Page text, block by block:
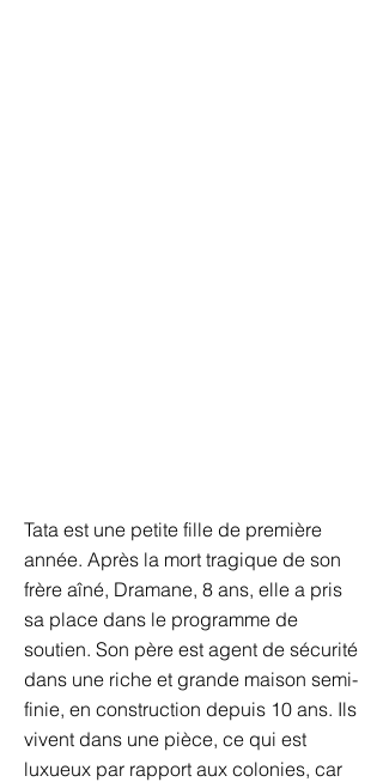
Tata est une petite fille de première
année. Après la mort tragique de son
frère aîné, Dramane, 8 ans, elle a pris
sa place dans le programme de
soutien. Son père est agent de sécurité
dans une riche et grande maison semi-
finie, en construction depuis 10 ans. Ils
vivent dans une pièce, ce qui est
luxueux par rapport aux colonies, car